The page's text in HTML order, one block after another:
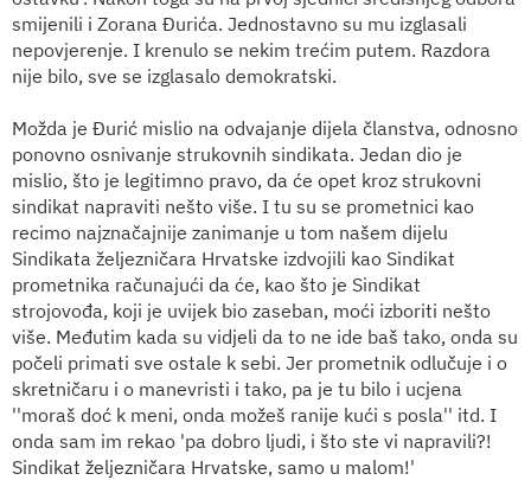
smijenili i Zorana Đurića. Jednostavno su mu izglasali
nepovjerenje. I krenulo se nekim trećim putem. Razdora
nije bilo, sve se izglasalo demokratski.
Možda je Đurić mislio na odvajanje dijela članstva, odnosno
ponovno osnivanje strukovnih sindikata. Jedan dio je
mislio, što je legitimno pravo, da će opet kroz strukovni
sindikat napraviti nešto više. I tu su se prometnici kao
recimo najznačajnije zanimanje u tom našem dijelu
Sindikata željezničara Hrvatske izdvojili kao Sindikat
prometnika računajući da će, kao što je Sindikat
strojovođa, koji je uvijek bio zaseban, moći izboriti nešto
više. Međutim kada su vidjeli da to ne ide baš tako, onda su
počeli primati sve ostale k sebi. Jer prometnik odlučuje i o
skretničaru i o manevristi i tako, pa je tu bilo i ucjena
''moraš doć k meni, onda možeš ranije kući s posla'' itd. I
onda sam im rekao 'pa dobro ljudi, i što ste vi napravili?!
Sindikat željezničara Hrvatske, samo u malom!'